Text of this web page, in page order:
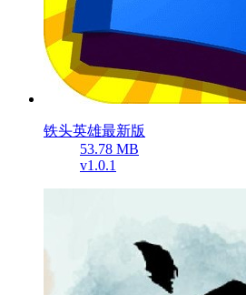
铁头英雄最新版
53.78 MB
v1.0.1